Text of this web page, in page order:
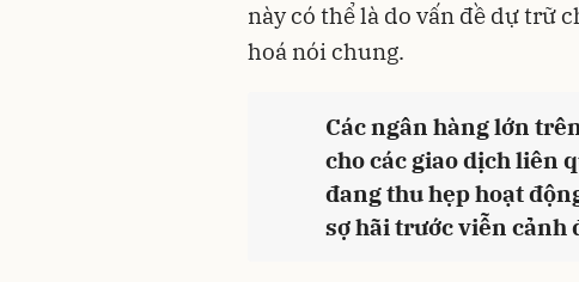
này có thể là do vấn đề dự trữ
hoá nói chung.
Các ngân hàng lớn
cho các giao dịch liên
đang thu hẹp hoạt
sợ hãi trước viễn cảnh